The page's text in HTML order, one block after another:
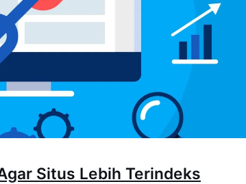
Situs Lebih Terindeks